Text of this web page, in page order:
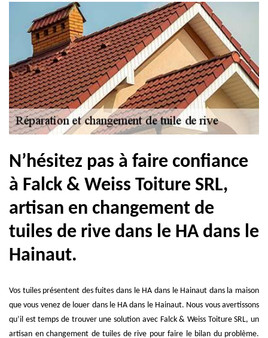
N’hésitez pas à faire confiance
à Falck & Weiss Toiture SRL,
artisan en changement de
tuiles de rive dans le HA dans le
Hainaut.
Vos tuiles présentent des fuites dans le HA dans le Hainaut dans la maison
que vous venez de louer dans le HA dans le Hainaut. Nous vous avertissons
qu’il est temps de trouver une solution avec Falck & Weiss Toiture SRL, un
artisan en changement de tuiles de rive pour faire le bilan du problème.